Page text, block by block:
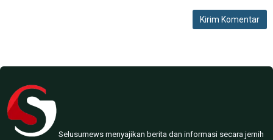
Selusurnews menyajikan berita dan informasi secara jernih